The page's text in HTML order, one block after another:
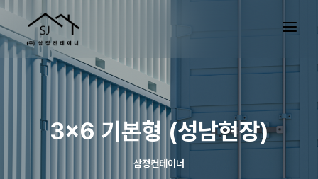
3×6 기본형 (성남현장)
삼정컨테이너